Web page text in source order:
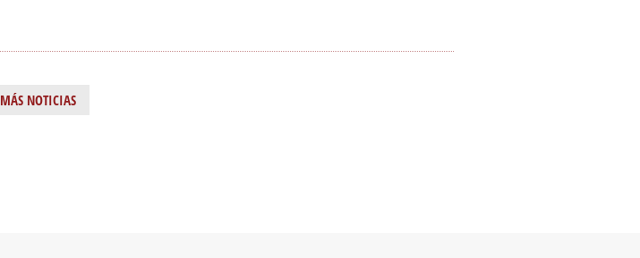
MÁS NOTICIAS